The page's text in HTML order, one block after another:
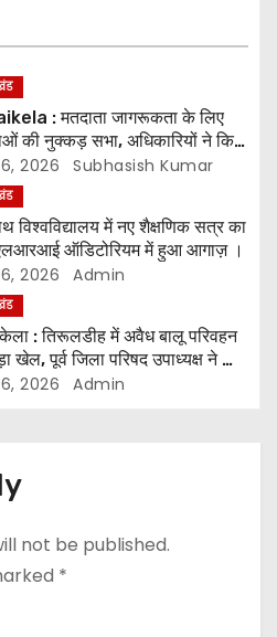
: मतदाता जागरूकता के लिए
की नुक्कड़ सभा, अधिकारियों ने किया
2026 Subhasish Kumar
विश्वविद्यालय में नए शैक्षणिक सत्र का
ऑडिटोरियम में हुआ आगाज़ ।
2026 Admin
: तिरूलडीह में अवैध बालू परिवहन
खेल, पूर्व जिला परिषद उपाध्यक्ष ने की
मांग ।
2026 Admin
not be published.
*